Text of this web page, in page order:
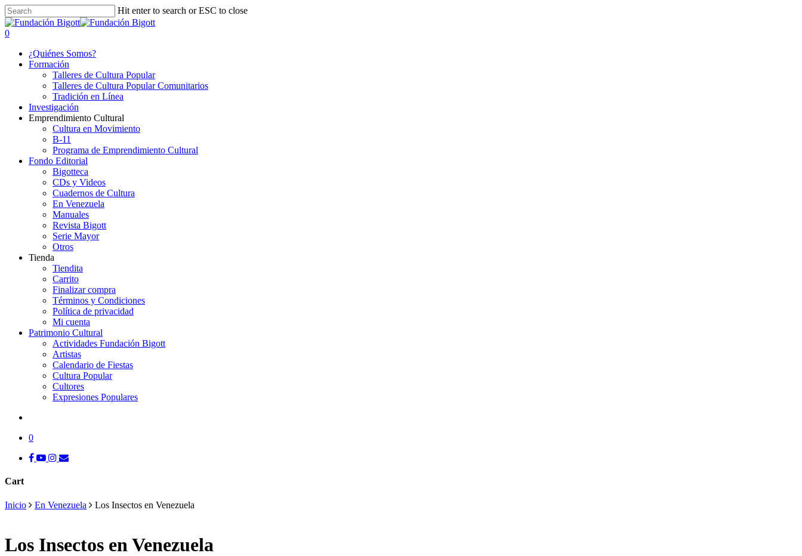
Skip
to
main
Hit enter to search or ESC to close
Close
Search
search
0
¿Quiénes Somos?
Formación
Talleres de Cultura Popular
Talleres de Cultura Popular Comunitarios
Tradición en Línea
Investigación
Emprendimiento Cultural
Cultura en Movimiento
B-11
Programa de Emprendimiento Cultural
Fondo Editorial
Bigotteca
CDs y Videos
Cuadernos de Cultura
En Venezuela
Manuales
Revista Bigott
Serie Mayor
Otros
Tienda
Tiendita
Carrito
Finalizar compra
Términos y Condiciones
Política de privacidad
Mi cuenta
Patrimonio Cultural
Actividades Fundación Bigott
Artistas
Calendario de Fiestas
Cultura Popular
Cultores
Expresiones Populares
0
facebook
youtube
instagram
tiktok
email
Cart
Close
Inicio En Venezuela Los Insectos en Venezuela
Los Insectos en Venezuela